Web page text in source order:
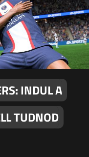
INDUL A
TUDNOD